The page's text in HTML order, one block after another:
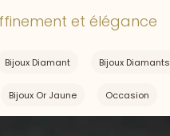
et élégance
Bijoux Diamant Bijoux Diamants
Bijoux Or Jaune Occasion